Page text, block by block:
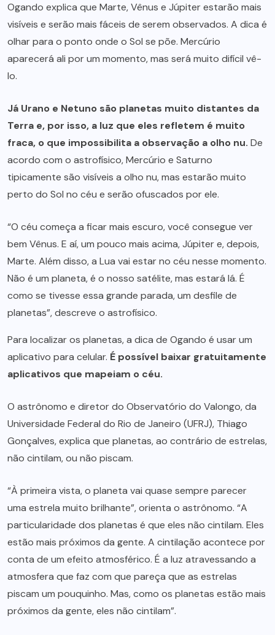
Ogando explica que Marte, Vênus e Júpiter estarão mais
visíveis e serão mais fáceis de serem observados. A dica é
olhar para o ponto onde o Sol se põe. Mercúrio
aparecerá ali por um momento, mas será muito difícil vê-
lo.
Já Urano e Netuno são planetas muito distantes da
Terra e, por isso, a luz que eles refletem é muito
fraca, o que impossibilita a observação a olho nu. De
acordo com o astrofísico, Mercúrio e Saturno
tipicamente são visíveis a olho nu, mas estarão muito
perto do Sol no céu e serão ofuscados por ele.
“O céu começa a ficar mais escuro, você consegue ver
bem Vênus. E aí, um pouco mais acima, Júpiter e, depois,
Marte. Além disso, a Lua vai estar no céu nesse momento.
Não é um planeta, é o nosso satélite, mas estará lá. É
como se tivesse essa grande parada, um desfile de
planetas”, descreve o astrofísico.
Para localizar os planetas, a dica de Ogando é usar um
aplicativo para celular. É possível baixar gratuitamente
aplicativos que mapeiam o céu.
O astrônomo e diretor do Observatório do Valongo, da
Universidade Federal do Rio de Janeiro (UFRJ), Thiago
Gonçalves, explica que planetas, ao contrário de estrelas,
não cintilam, ou não piscam.
“À primeira vista, o planeta vai quase sempre parecer
uma estrela muito brilhante”, orienta o astrônomo. “A
particularidade dos planetas é que eles não cintilam. Eles
estão mais próximos da gente. A cintilação acontece por
conta de um efeito atmosférico. É a luz atravessando a
atmosfera que faz com que pareça que as estrelas
piscam um pouquinho. Mas, como os planetas estão mais
próximos da gente, eles não cintilam”.